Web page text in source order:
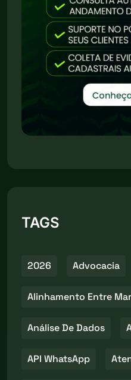
TAGS
2026 Advocacia
Alinhamento Entre
Análise De Dados
API WhatsApp